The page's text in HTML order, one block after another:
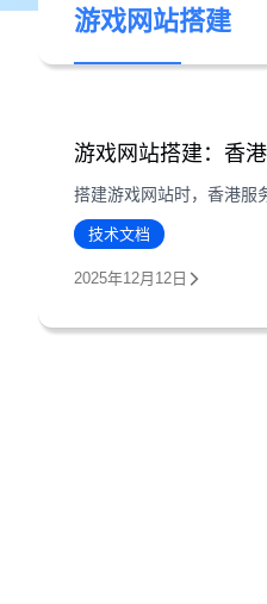
游戏网站搭建
游戏网站搭建：香
技术文档
2025年12月12日